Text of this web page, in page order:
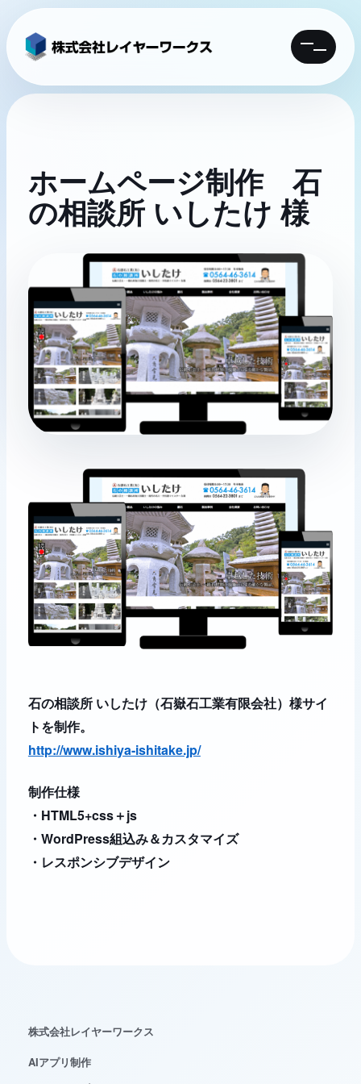
MENU
ホームページ制作 石
の相談所 いしたけ 様
石の相談所 いしたけ（石嶽石工業有限会社）様サイ
トを制作。
http://www.ishiya-ishitake.jp/
制作仕様
・HTML5+css＋js
・WordPress組込み＆カスタマイズ
・レスポンシブデザイン
株式会社レイヤーワークス
AIアプリ制作
Web制作・AI活用のご相談整理に
こんにちは。Web制作、AI活用、WordPress運用に
ついて、相談内容の整理をお手伝いします。